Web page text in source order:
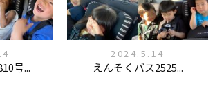
号...
2024.5.14
えんそくバス2525...